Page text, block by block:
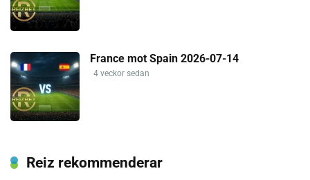
France mot Spain 2026-07-14
4 veckor sedan
Reiz rekommenderar